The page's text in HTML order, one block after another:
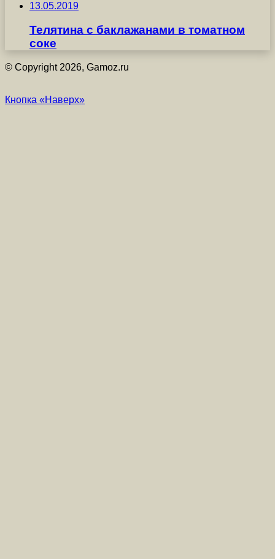
13.05.2019
Телятина с баклажанами в томатном
соке
© Copyright 2026, Gamoz.ru
Кнопка «Наверх»